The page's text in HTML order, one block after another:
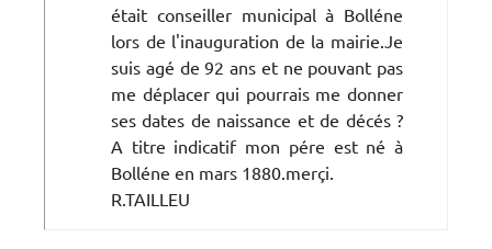
était conseiller municipal à Bolléne
lors de l'inauguration de la mairie.Je
suis agé de 92 ans et ne pouvant pas
me déplacer qui pourrais me donner
ses dates de naissance et de décés ?
A titre indicatif mon pére est né à
Bolléne en mars 1880.merçi.
R.TAILLEU